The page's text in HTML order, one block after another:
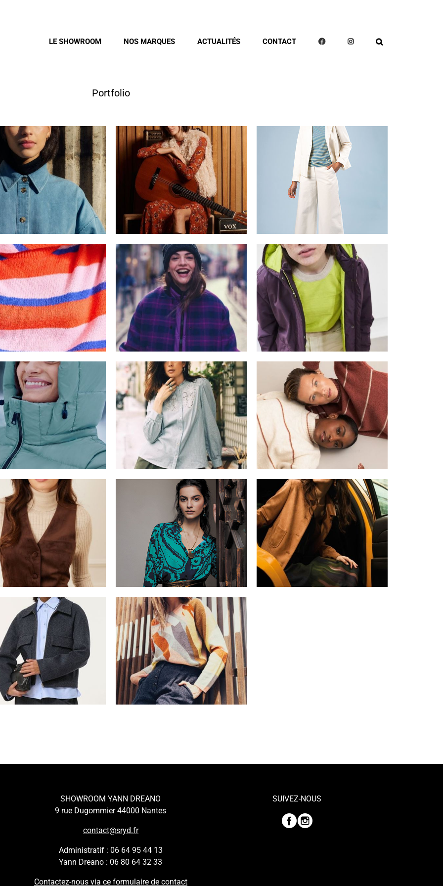
LE SHOWROOM NOS MARQUES ACTUALITÉS CONTACT
Portfolio
La Fée Maraboutée
Prêt à porter
O’MER
Prêt à porter
Trench&coat
Prêt à porter
Tanta Rainwear
Prêt à porter
ORFEO
Prêt à porter
Mus&bombon
Prêt à porter
La fée atelier
Prêt à porter
Julie Guerlande
Prêt à porter
C’est beau la vie !
Prêt à porter
SHOWROOM YANN DREANO
9 rue Dugommier 44000 Nantes
contact@sryd.fr
Administratif : 06 64 95 44 13
Yann Dreano : 06 80 64 32 33
Contactez-nous via ce formulaire de contact
SUIVEZ-NOUS